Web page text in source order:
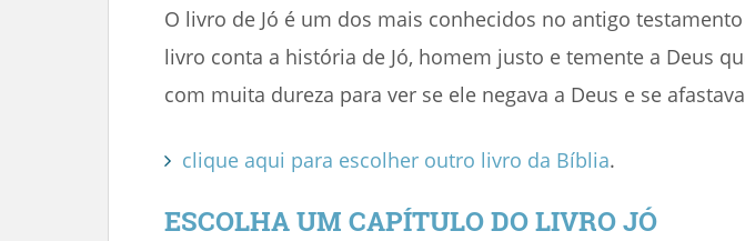
O livro de Jó é um dos mais conhecidos no antigo
livro conta a história de Jó, homem justo e temente a Deus
com muita dureza para ver se ele negava a Deus e se
clique aqui para escolher outro livro da Bíblia.
ESCOLHA UM CAPÍTULO DO LIVRO JÓ